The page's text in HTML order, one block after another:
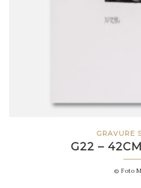
GRAVURE
G22 –
© Foto